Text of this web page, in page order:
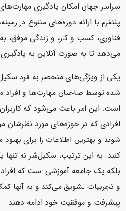
سراسر جهان امکان یادگیری
پلتفرم با ارائه دوره‌های متنوع در
فناوری، کسب و کار، و زندگی موفق، به
می‌دهد تا به صورت آنلاین به یادگیری
یکی از ویژگی‌های منحصر به فرد
شده توسط صاحبان مهارت‌ها و افراد
است. این امر باعث می‌شود که
افرادی که در حوزه‌های مورد نظرشان
شوند و بهترین اطلاعات را برای
کنند. به این ترتیب، سکیل‌شر نه تنها
بلکه یک جامعه آموزشی است که افراد
و تجربیات تشویق می‌کند و به آنها
پیشرفت و موفقیت خود ادامه دهند.